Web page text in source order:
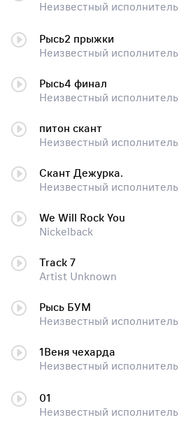
Неизвестный исполнитель
Рысь2 прыжки
Неизвестный исполнитель
Рысь4 финал
Неизвестный исполнитель
питон скант
Неизвестный исполнитель
Скант Дежурка.
Неизвестный исполнитель
We Will Rock You
Nickelback
Track 7
Artist Unknown
Рысь БУМ
Неизвестный исполнитель
1Веня чехарда
Неизвестный исполнитель
01
Неизвестный исполнитель